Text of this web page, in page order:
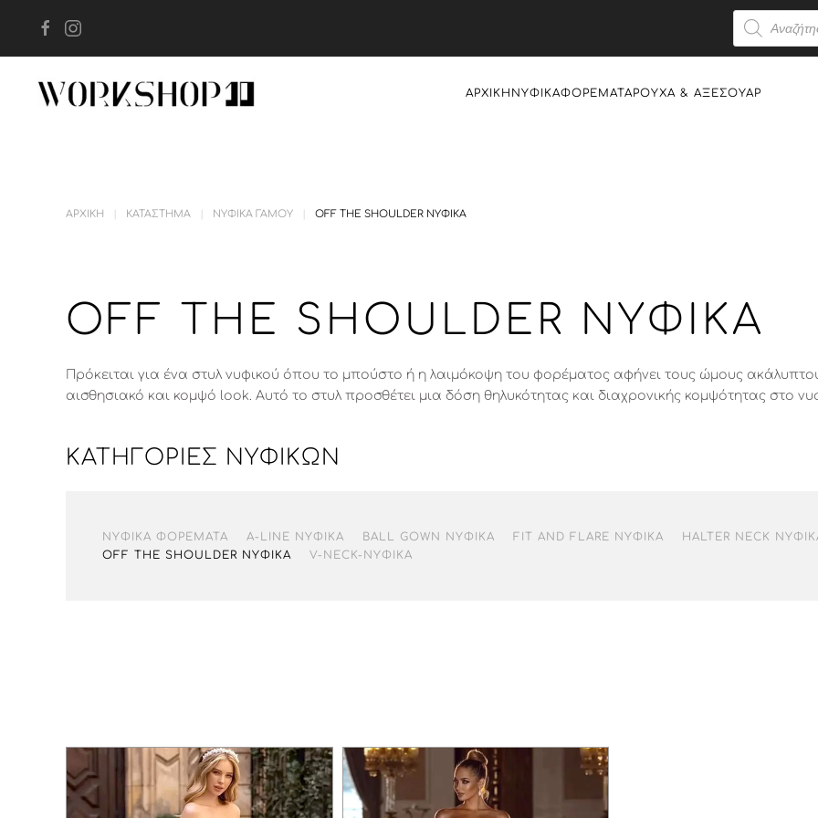
Products
search
ΑΡΧΙΚΉ ΝΥΦΙΚΆΦΟΡΈΜΑΤΑΡΟΎΧΑ & AΞΕΣΟΥΆΡ
ΑΡΧΙΚΉ ΚΑΤΆΣΤΗΜΑ ΝΥΦΙΚΆ ΓΆΜΟΥ OFF THE SHOULDER ΝΥΦΙΚΆ
OFF THE SHOULDER ΝΥΦΙΚΆ
Πρόκειται για ένα στυλ νυφικού όπου το μπούστο ή η λαιμόκοψη του φορέματος αφήνει τους ώμους
αισθησιακό και κομψό look. Αυτό το στυλ προσθέτει μια δόση θηλυκότητας και διαχρονικής κομψότητας στο
ΚΑΤΗΓΟΡΊΕΣ ΝΥΦΙΚΏΝ
ΝΥΦΙΚΆ ΦΟΡΈΜΑΤΑ A-LINE ΝΥΦΙΚΆ BALL GOWN ΝΥΦΙΚΆ FIT AND FLARE ΝΥΦΙΚΆ HALTER NECK
OFF THE SHOULDER ΝΥΦΙΚΆ
V-NECK-ΝΥΦΙΚΆ